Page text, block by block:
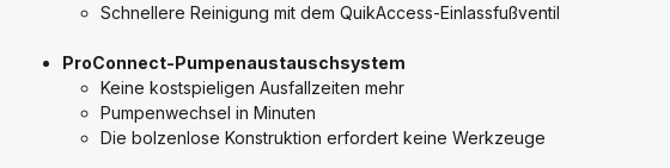
Schnellere Reinigung mit dem QuikAccess-Einlassfußventil
ProConnect-Pumpenaustauschsystem
Keine kostspieligen Ausfallzeiten mehr
Pumpenwechsel in Minuten
Die bolzenlose Konstruktion erfordert keine Werkzeuge